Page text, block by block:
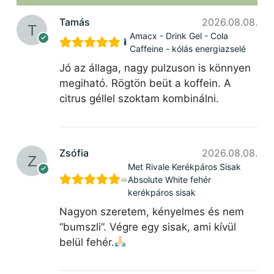
Tamás 2026.08.08.
Amacx - Drink Gel - Cola
Caffeine - kólás energiazselé
Jó az állaga, nagy pulzuson is könnyen
megiható. Rögtön beüt a koffein. A
citrus géllel szoktam kombinálni.
Zsófia 2026.08.08.
Met Rivale Kerékpáros Sisak
Absolute White fehér
kerékpáros sisak
Nagyon szeretem, kényelmes és nem
“bumszli”. Végre egy sisak, ami kívül
belül fehér.